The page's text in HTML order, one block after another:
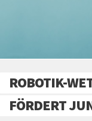
ROBOTIK-
FÖRDERT